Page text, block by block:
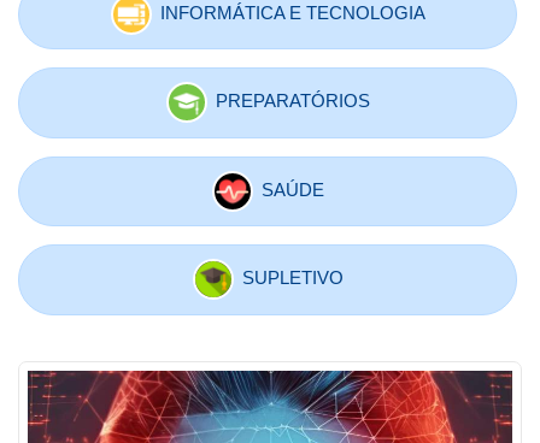
INFORMÁTICA E TECNOLOGIA
PREPARATÓRIOS
SAÚDE
SUPLETIVO